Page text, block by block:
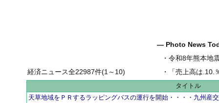
― Photo News
・令和8年熊本地
・
「売上高は.10.％増の
経済ニュース全22987件(1～10)
タイトル
天草地域をＰＲするラッピングバスの運行を開始・・・・九州産